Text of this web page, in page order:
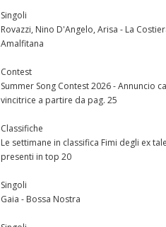
Singoli
Rovazzi, Nino D'Angelo, Arisa - La
Amalfitana
Contest
Summer Song Contest 2026 - Annuncio
vincitrice a partire da pag. 25
Classifiche
Le settimane in classifica Fimi degli ex
presenti in top 20
Singoli
Gaia - Bossa Nostra